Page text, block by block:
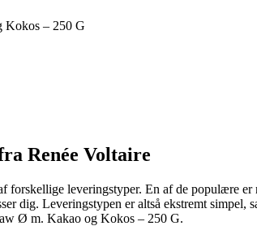
Kokos – 250 G
Renée Voltaire
forskellige leveringstyper. En af de populære er
dig. Leveringstypen er altså ekstremt simpel,
Ø m. Kakao og Kokos – 250 G.